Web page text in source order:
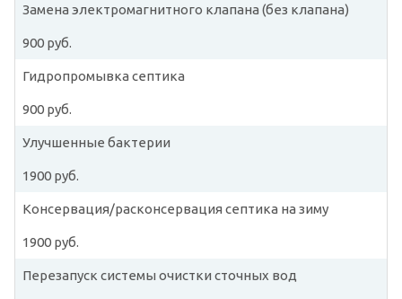
Замена электромагнитного клапана (без клапана)
900 руб.
Гидропромывка септика
900 руб.
Улучшенные бактерии
1900 руб.
Консервация/расконсервация септика на зиму
1900 руб.
Перезапуск системы очистки сточных вод